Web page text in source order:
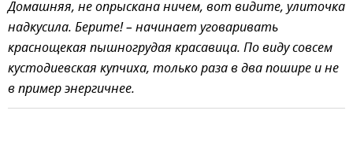
Домашняя, не опрыскана ничем, вот видите, улиточка
надкусила. Берите! – начинает уговаривать
краснощекая пышногрудая красавица. По виду совсем
кустодиевская купчиха, только раза в два пошире и не
в пример энергичнее.